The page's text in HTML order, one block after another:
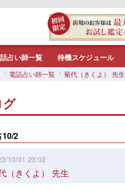
占い師一覧 待機スケジュール
電話占い師一覧 菊代（きくよ） 先生
10/2
10/01 23:02
（きくよ） 先生